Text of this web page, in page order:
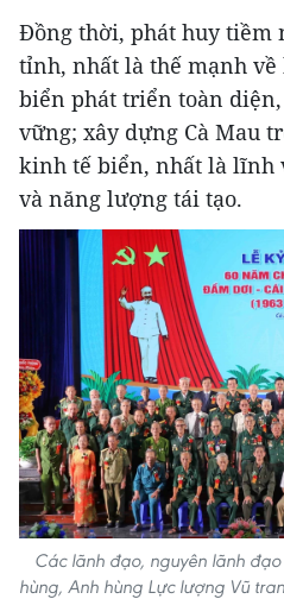
Đồng thời, phát huy tiềm
tỉnh, nhất là thế mạnh
biển phát triển toàn
vững; xây dựng Cà Mau
kinh tế biển, nhất là lĩnh
và năng lượng tái tạo.
Các lãnh đạo, nguyên lãnh
hùng, Anh hùng Lực lượng Vũ